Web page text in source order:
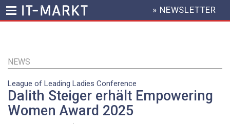
Inhalt
HEADER
MENU
» NEWSLETTER
NEWS
League of Leading Ladies Conference
Dalith Steiger erhält Empowering
Women Award 2025